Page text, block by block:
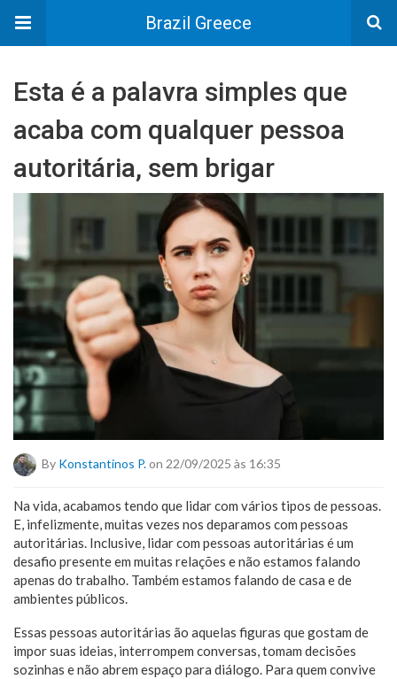
Brazil Greece
Esta é a palavra simples que
acaba com qualquer pessoa
autoritária, sem brigar
By Konstantinos P. on 22/09/2025 às 16:35
Na vida, acabamos tendo que lidar com vários tipos de pessoas.
E, infelizmente, muitas vezes nos deparamos com pessoas
autoritárias. Inclusive, lidar com pessoas autoritárias é um
desafio presente em muitas relações e não estamos falando
apenas do trabalho. Também estamos falando de casa e de
ambientes públicos.
Essas pessoas autoritárias ão aquelas figuras que gostam de
impor suas ideias, interrompem conversas, tomam decisões
sozinhas e não abrem espaço para diálogo. Para quem convive